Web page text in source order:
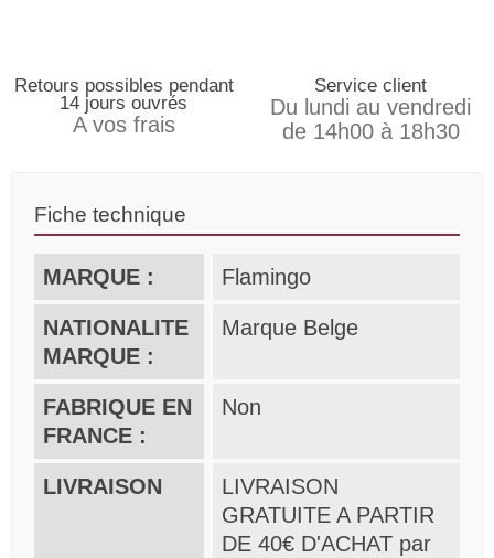
Retours possibles pendant
14 jours ouvrés
A vos frais
Service client
Du lundi au vendredi
de 14h00 à 18h30
Fiche technique
MARQUE : Flamingo
NATIONALITE
MARQUE :
Marque Belge
FABRIQUE EN
FRANCE :
Non
LIVRAISON
LIVRAISON
GRATUITE A PARTIR
DE 40€ D'ACHAT par